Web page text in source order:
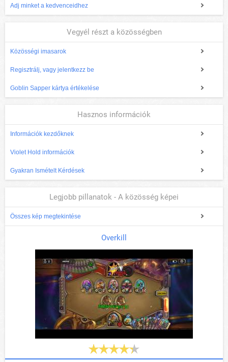
Adj minket a kedvenceidhez
Vegyél részt a közösségben
Közösségi imasarok
Regisztrálj, vagy jelentkezz be
Goblin Sapper kártya értékelése
Hasznos információk
Információk kezdőknek
Violet Hold információk
Gyakran Ismételt Kérdések
Legjobb pillanatok - A közösség képei
Összes kép megtekintése
Overkill